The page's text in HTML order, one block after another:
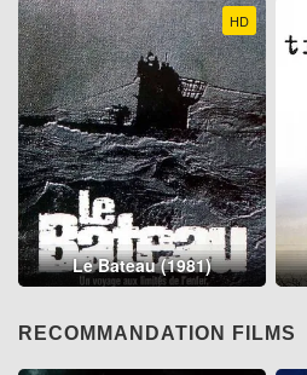
HD
Le Bateau (1981)
RECOMMANDATION FILMS